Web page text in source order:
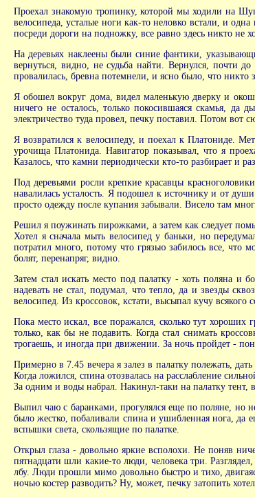
Проехал знакомую тропинку, которой мы ходили на
велосипеда, усталые ноги как-то неловко встали, и
посреди дороги на подножку, все равно здесь никто не
На деревьях наклеены были синие фантики,
вернуться, видно, не судьба найти. Вернулся, почти
провалилась, бревна потемнели, и ясно было, что никто
Я обошел вокруг дома, видел маленькую дверку и
ничего не осталось, только покосившаяся скамья,
электричество туда провел, печку поставил. Потом вот
Я возвратился к велосипеду, и поехал к Платониде.
урочища Платонида. Навигатор показывал, что я
Казалось, что камни периодически кто-то разбирает и
Под деревьями росли крепкие красавцы
навалилась усталость. Я подошел к источнику и от
просто одежду после купания забывали. Висело там
Решил я поужинать пирожками, а затем как следует
Хотел я сначала мыть велосипед у баньки, но
потратил много, потому что грязью забилось все, что
болят, перенапряг, видно.
Затем стал искать место под палатку - хоть поляна и
надевать не стал, подумал, что тепло, да и звезды
велосипед. Из кроссовок, кстати, высыпал кучу всякого
Пока место искал, все поражался, сколько тут
только, как бы не подавить. Когда стал снимать
трогаешь, и иногда при движении. За ночь пройдет -
Примерно в 7.45 вечера я залез в палатку полежать,
Когда ложился, спина отозвалась на расслабление
За одним и воды набрал. Накинул-таки на палатку тент,
Выпил чаю с баранками, прогулялся еще по поляне, но
было жестко, побаливали спина и ушибленная нога, да
вспышки света, скользящие по палатке.
Открыл глаза - довольно яркие всполохи. Не поняв
пятнадцати шли какие-то люди, человека три.
лбу. Люди прошли мимо довольно быстро и тихо,
ночью костер разводить? Ну, может, печку затопить